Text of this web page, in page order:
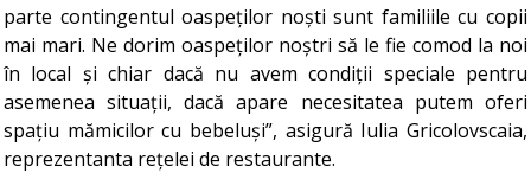
parte contingentul oaspeților noști sunt familiile cu copii
mai mari. Ne dorim oaspeților noștri să le fie comod la noi
în local și chiar dacă nu avem condiții speciale pentru
asemenea situații, dacă apare necesitatea putem oferi
spațiu mămicilor cu bebeluși”, asigură Iulia Gricolovscaia,
reprezentanta rețelei de restaurante.